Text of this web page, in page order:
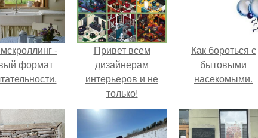
-
формат
Привет всем
дизайнерам
интерьеров и не
только!
Как бороться с
бытовыми
насекомыми.